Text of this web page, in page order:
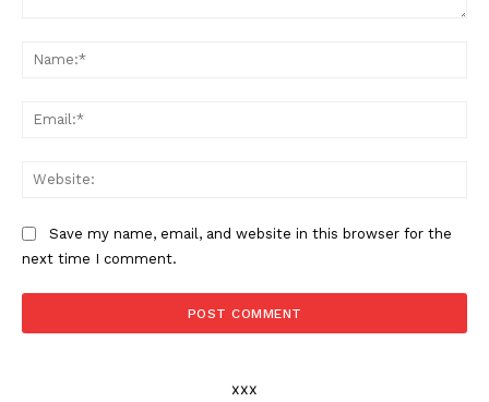
Save my name, email, and website in this browser for the
next time I comment.
xxx